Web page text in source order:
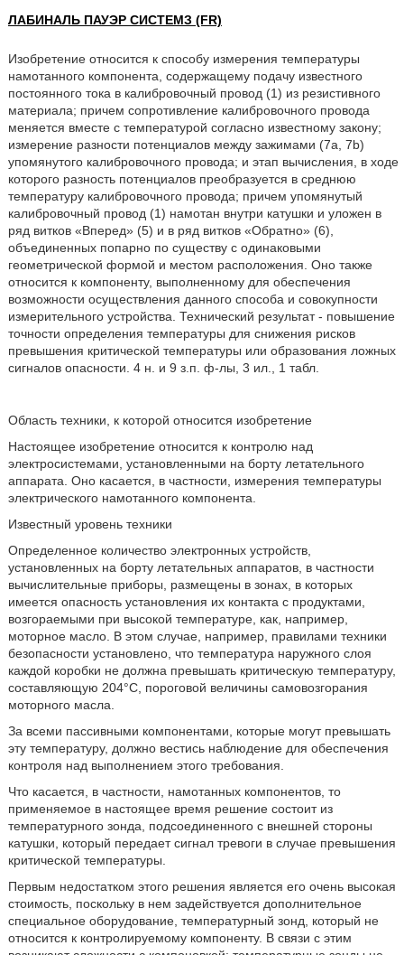
ЛАБИНАЛЬ ПАУЭР СИСТЕМЗ (FR)
Изобретение относится к способу измерения температуры
намотанного компонента, содержащему подачу известного
постоянного тока в калибровочный провод (1) из резистивного
материала; причем сопротивление калибровочного провода
меняется вместе с температурой согласно известному закону;
измерение разности потенциалов между зажимами (7a, 7b)
упомянутого калибровочного провода; и этап вычисления, в ходе
которого разность потенциалов преобразуется в среднюю
температуру калибровочного провода; причем упомянутый
калибровочный провод (1) намотан внутри катушки и уложен в
ряд витков «Вперед» (5) и в ряд витков «Обратно» (6),
объединенных попарно по существу с одинаковыми
геометрической формой и местом расположения. Оно также
относится к компоненту, выполненному для обеспечения
возможности осуществления данного способа и совокупности
измерительного устройства. Технический результат - повышение
точности определения температуры для снижения рисков
превышения критической температуры или образования ложных
сигналов опасности. 4 н. и 9 з.п. ф-лы, 3 ил., 1 табл.
Область техники, к которой относится изобретение
Настоящее изобретение относится к контролю над
электросистемами, установленными на борту летательного
аппарата. Оно касается, в частности, измерения температуры
электрического намотанного компонента.
Известный уровень техники
Определенное количество электронных устройств,
установленных на борту летательных аппаратов, в частности
вычислительные приборы, размещены в зонах, в которых
имеется опасность установления их контакта с продуктами,
возгораемыми при высокой температуре, как, например,
моторное масло. В этом случае, например, правилами техники
безопасности установлено, что температура наружного слоя
каждой коробки не должна превышать критическую температуру,
составляющую 204°C, пороговой величины самовозгорания
моторного масла.
За всеми пассивными компонентами, которые могут превышать
эту температуру, должно вестись наблюдение для обеспечения
контроля над выполнением этого требования.
Что касается, в частности, намотанных компонентов, то
применяемое в настоящее время решение состоит из
температурного зонда, подсоединенного с внешней стороны
катушки, который передает сигнал тревоги в случае превышения
критической температуры.
Первым недостатком этого решения является его очень высокая
стоимость, поскольку в нем задействуется дополнительное
специальное оборудование, температурный зонд, который не
относится к контролируемому компоненту. В связи с этим